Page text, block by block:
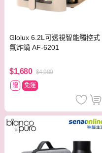
Glolux 6.2L可透視智能觸控式
氣炸鍋 AF-6201
$1,680 $4,980
贈
免運